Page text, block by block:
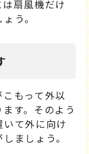
扇風機だけ
う。
もって外以
す。そのよう
て外に向け
ましょう。